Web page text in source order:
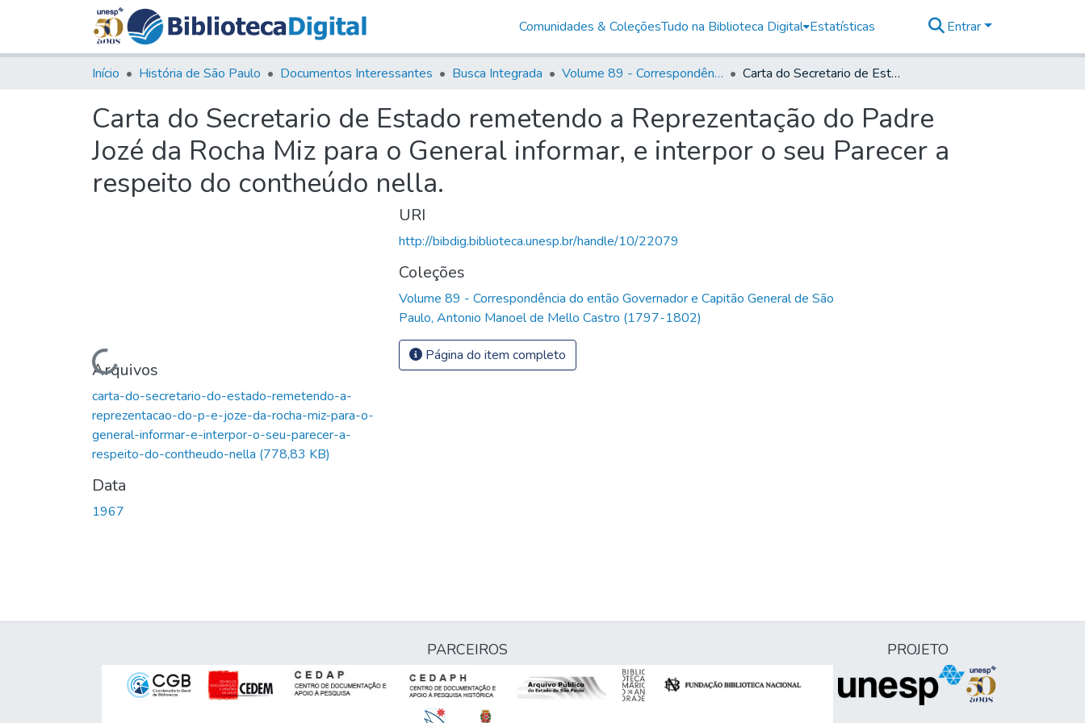
Comunidades & ColeçõesTudo na Biblioteca Digital Estatísticas Entrar
Início História de São Paulo Documentos Interessantes Busca Integrada Volume 89 - Correspondência do então Governador e Capitão General de São Paulo, Antonio Manoel de Mello Castro (1797-1802) Carta do Secretario de Estado remetendo a Reprezentação do Padre Jozé da Rocha Miz para o General informar, e interpor o seu Parecer a respeito do contheúdo nella.
Carta do Secretario de Estado remetendo a Reprezentação do Padre
Jozé da Rocha Miz para o General informar, e interpor o seu Parecer a
respeito do contheúdo nella.
Carregando...
Arquivos
carta-do-secretario-do-estado-remetendo-a-
reprezentacao-do-p-e-joze-da-rocha-miz-para-o-
general-informar-e-interpor-o-seu-parecer-a-
respeito-do-contheudo-nella (778,83 KB)
Data
1967
URI
http://bibdig.biblioteca.unesp.br/handle/10/22079
Coleções
Volume 89 - Correspondência do então Governador e Capitão General de São
Paulo, Antonio Manoel de Mello Castro (1797-1802)
Página do item completo
PARCEIROS PROJETO